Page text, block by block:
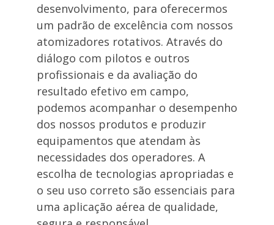
desenvolvimento, para oferecermos
um padrão de excelência com nossos
atomizadores rotativos. Através do
diálogo com pilotos e outros
profissionais e da avaliação do
resultado efetivo em campo,
podemos acompanhar o desempenho
dos nossos produtos e produzir
equipamentos que atendam às
necessidades dos operadores. A
escolha de tecnologias apropriadas e
o seu uso correto são essenciais para
uma aplicação aérea de qualidade,